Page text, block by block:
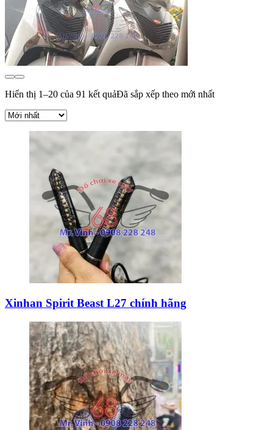
Hiển thị 1–20 của 91 kết quảĐã sắp xếp theo mới nhất
Xinhan Spirit Beast L27 chính hãng